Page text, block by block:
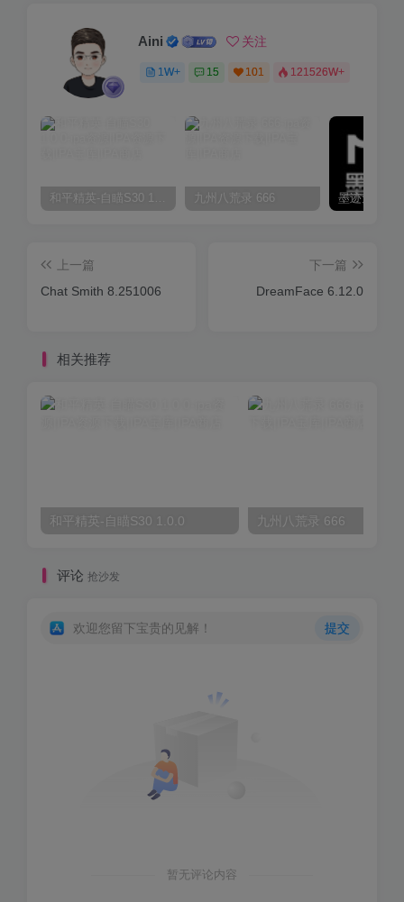
Aini 关注
1W+ 15 101 121526W+
和平精英-自瞄S30 1.0.0 九州八荒录 666
上一篇
Chat Smith 8.251006
下一篇
DreamFace 6.12.0
相关推荐
和平精英-自瞄S30 1.0.0 九州八荒录 666
评论 抢沙发
欢迎您留下宝贵的见解！ 提交
暂无评论内容